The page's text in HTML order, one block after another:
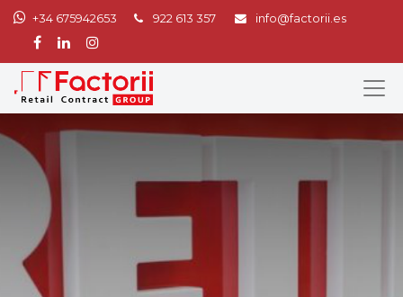
+34 675942653 922 613 357 info@factorii.es